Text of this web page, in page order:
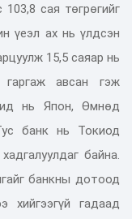
сая төгрөгийг
үеэл ах нь үлдсэн
15,5 саяар нь
авсан гэж
нь Япон, Өмнөд
банк нь Токиод
байна.
банкны дотоод
хийгээгүй гадаад